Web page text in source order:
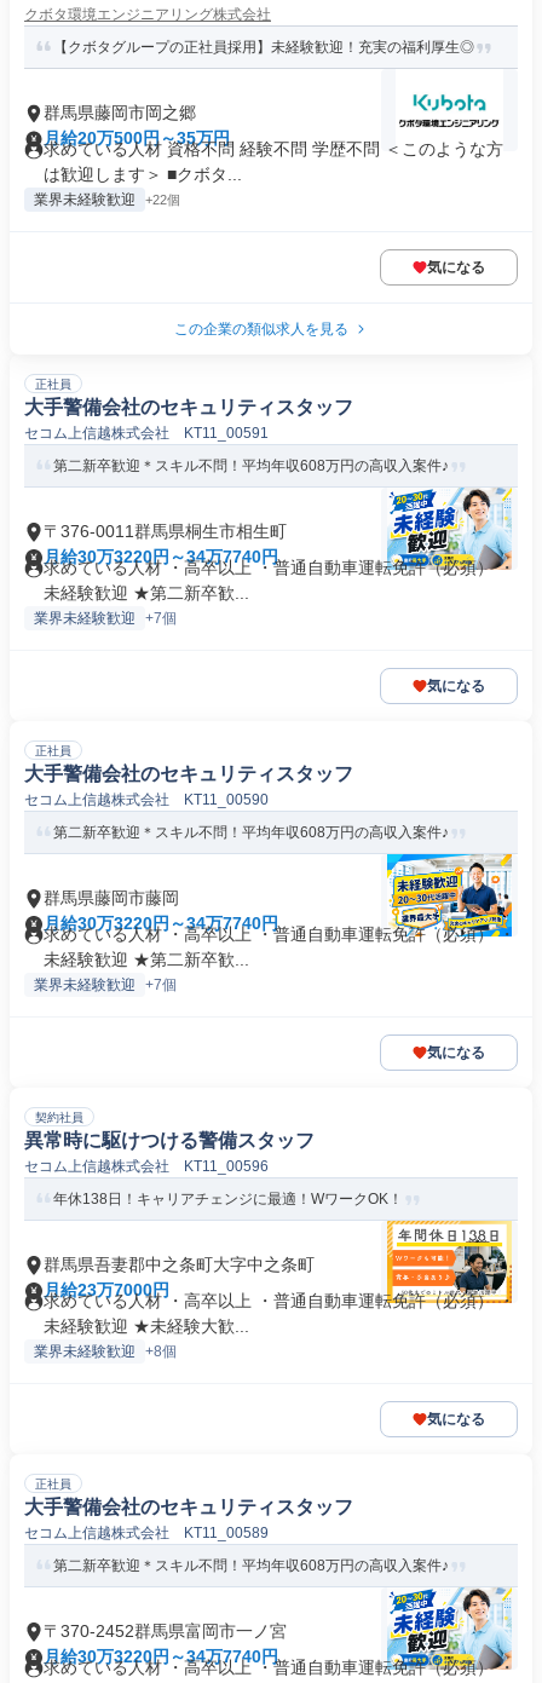
クボタ環境エンジニアリング株式会社
【クボタグループの正社員採用】未経験歓迎！充実の福利厚生◎
群馬県藤岡市岡之郷
月給20万500円～35万円
求めている人材 資格不問 経験不問 学歴不問 ＜このような方
は歓迎します＞ ■クボタ...
業界未経験歓迎 +22個
気になる
この企業の類似求人を見る
正社員
大手警備会社のセキュリティスタッフ
セコム上信越株式会社 KT11_00591
第二新卒歓迎＊スキル不問！平均年収608万円の高収入案件♪
〒376-0011群馬県桐生市相生町
月給30万3220円～34万7740円
求めている人材 ・高卒以上 ・普通自動車運転免許（必須） ・
未経験歓迎 ★第二新卒歓...
業界未経験歓迎 +7個
気になる
正社員
大手警備会社のセキュリティスタッフ
セコム上信越株式会社 KT11_00590
第二新卒歓迎＊スキル不問！平均年収608万円の高収入案件♪
群馬県藤岡市藤岡
月給30万3220円～34万7740円
求めている人材 ・高卒以上 ・普通自動車運転免許（必須） ・
未経験歓迎 ★第二新卒歓...
業界未経験歓迎 +7個
気になる
契約社員
異常時に駆けつける警備スタッフ
セコム上信越株式会社 KT11_00596
年休138日！キャリアチェンジに最適！WワークOK！
群馬県吾妻郡中之条町大字中之条町
月給23万7000円
求めている人材 ・高卒以上 ・普通自動車運転免許（必須） ・
未経験歓迎 ★未経験大歓...
業界未経験歓迎 +8個
気になる
正社員
大手警備会社のセキュリティスタッフ
セコム上信越株式会社 KT11_00589
第二新卒歓迎＊スキル不問！平均年収608万円の高収入案件♪
〒370-2452群馬県富岡市一ノ宮
月給30万3220円～34万7740円
求めている人材 ・高卒以上 ・普通自動車運転免許（必須） ・